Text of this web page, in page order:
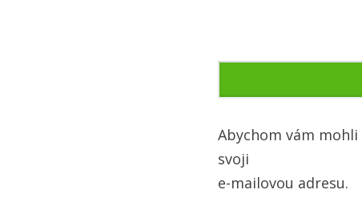
Abychom vám mohli
svoji
e-mailovou adresu.